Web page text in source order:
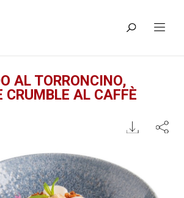
AL TORRONCINO,
CRUMBLE AL CAFFÈ